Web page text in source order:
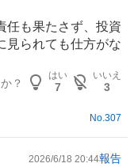
任も果たさず、投資
見られても仕方がな
？
はい
7
いいえ
3
No. 307
2026/6/18 20:44報告